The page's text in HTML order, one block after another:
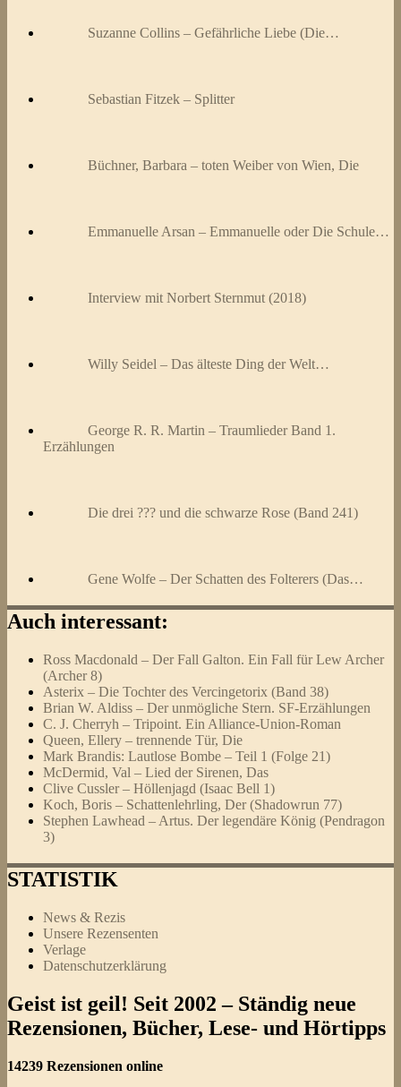
Suzanne Collins – Gefährliche Liebe (Die…
Sebastian Fitzek – Splitter
Büchner, Barbara – toten Weiber von Wien, Die
Emmanuelle Arsan – Emmanuelle oder Die Schule…
Interview mit Norbert Sternmut (2018)
Willy Seidel – Das älteste Ding der Welt…
George R. R. Martin – Traumlieder Band 1.
Erzählungen
Die drei ??? und die schwarze Rose (Band 241)
Gene Wolfe – Der Schatten des Folterers (Das…
Auch interessant:
Ross Macdonald – Der Fall Galton. Ein Fall für Lew Archer
(Archer 8)
Asterix – Die Tochter des Vercingetorix (Band 38)
Brian W. Aldiss – Der unmögliche Stern. SF-Erzählungen
C. J. Cherryh – Tripoint. Ein Alliance-Union-Roman
Queen, Ellery – trennende Tür, Die
Mark Brandis: Lautlose Bombe – Teil 1 (Folge 21)
McDermid, Val – Lied der Sirenen, Das
Clive Cussler – Höllenjagd (Isaac Bell 1)
Koch, Boris – Schattenlehrling, Der (Shadowrun 77)
Stephen Lawhead – Artus. Der legendäre König (Pendragon
3)
STATISTIK
News & Rezis
Unsere Rezensenten
Verlage
Datenschutzerklärung
Geist ist geil! Seit 2002 – Ständig neue
Rezensionen, Bücher, Lese- und Hörtipps
14239 Rezensionen online